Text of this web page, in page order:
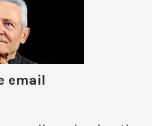
email